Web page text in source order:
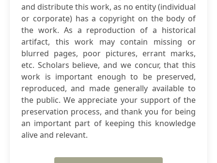
and distribute this work, as no entity (individual
or corporate) has a copyright on the body of
the work. As a reproduction of a historical
artifact, this work may contain missing or
blurred pages, poor pictures, errant marks,
etc. Scholars believe, and we concur, that this
work is important enough to be preserved,
reproduced, and made generally available to
the public. We appreciate your support of the
preservation process, and thank you for being
an important part of keeping this knowledge
alive and relevant.